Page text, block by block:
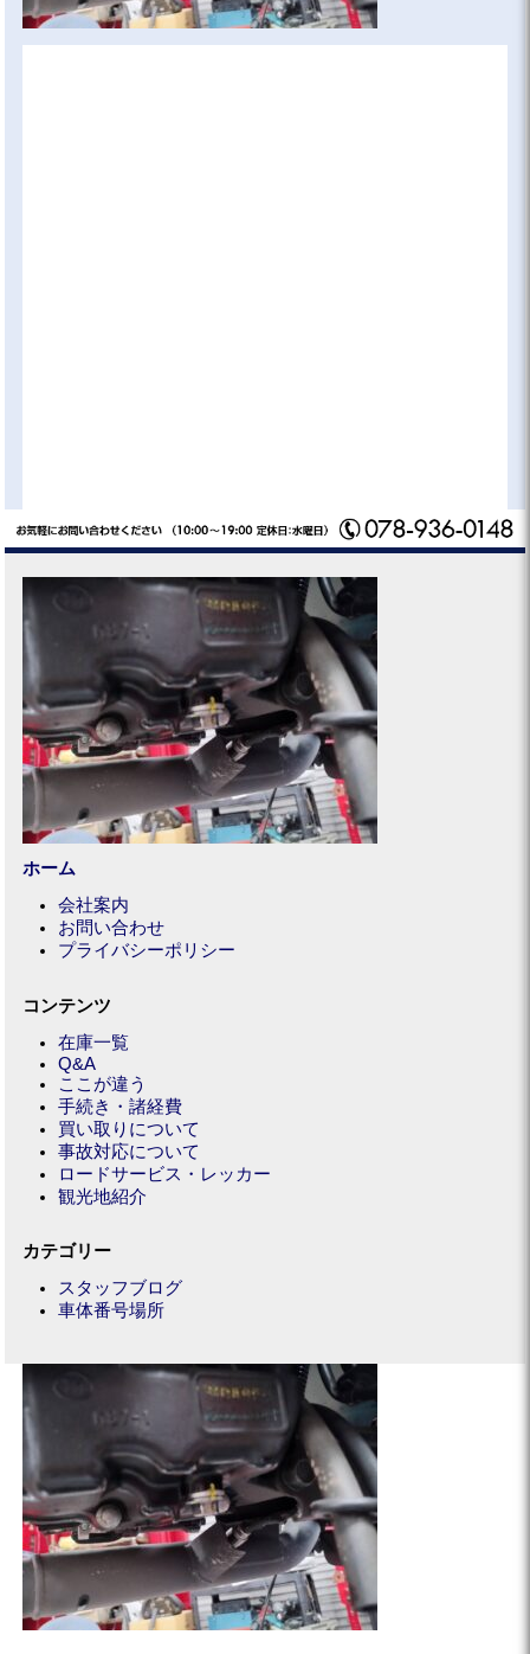
ホーム
会社案内
お問い合わせ
プライバシーポリシー
コンテンツ
在庫一覧
Q&A
ここが違う
手続き・諸経費
買い取りについて
事故対応について
ロードサービス・レッカー
観光地紹介
カテゴリー
スタッフブログ
車体番号場所